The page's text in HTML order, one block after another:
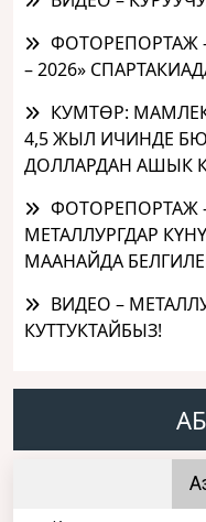
ФОТОРЕПОРТАЖ
– 2026»
КУМТӨР:
4,5 ЖЫЛ ИЧИНДЕ
ДОЛЛАРДАН АШЫК
ФОТОРЕПОРТАЖ
МЕТАЛЛУРГДАР
МААНАЙДА
ВИДЕО –
КУТТУКТАЙБЫЗ!